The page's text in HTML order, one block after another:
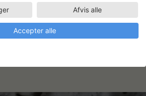
gamle træer som Kongeegen i
Nordskov, Old Tjikko på
Sverige, Dicke Marie i Tegeler
L’Ullivone…Læs mere
Afvis alle
Accepter alle